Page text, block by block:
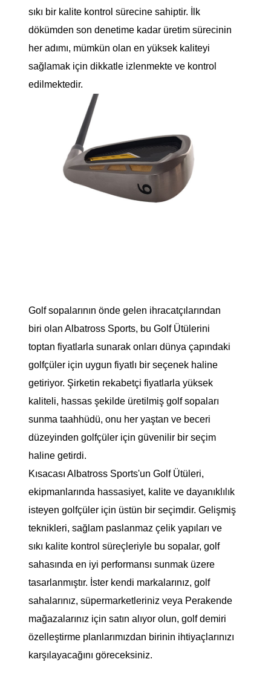
sıkı bir kalite kontrol sürecine sahiptir. İlk
dökümden son denetime kadar üretim sürecinin
her adımı, mümkün olan en yüksek kaliteyi
sağlamak için dikkatle izlenmekte ve kontrol
edilmektedir.
Golf sopalarının önde gelen ihracatçılarından
biri olan Albatross Sports, bu Golf Ütülerini
toptan fiyatlarla sunarak onları dünya çapındaki
golfçüler için uygun fiyatlı bir seçenek haline
getiriyor. Şirketin rekabetçi fiyatlarla yüksek
kaliteli, hassas şekilde üretilmiş golf sopaları
sunma taahhüdü, onu her yaştan ve beceri
düzeyinden golfçüler için güvenilir bir seçim
haline getirdi.
Kısacası Albatross Sports'un Golf Ütüleri,
ekipmanlarında hassasiyet, kalite ve dayanıklılık
isteyen golfçüler için üstün bir seçimdir. Gelişmiş
teknikleri, sağlam paslanmaz çelik yapıları ve
sıkı kalite kontrol süreçleriyle bu sopalar, golf
sahasında en iyi performansı sunmak üzere
tasarlanmıştır. İster kendi markalarınız, golf
sahalarınız, süpermarketleriniz veya Perakende
mağazalarınız için satın alıyor olun, golf demiri
özelleştirme planlarımızdan birinin ihtiyaçlarınızı
karşılayacağını göreceksiniz.